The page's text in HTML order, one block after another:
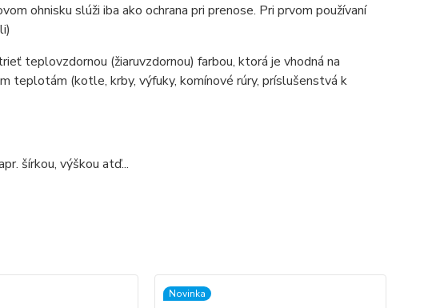
ohnisku slúži iba ako ochrana pri prenose. Pri prvom používaní
teplovzdornou (žiaruvzdornou) farbou, ktorá je vhodná na
teplotám (kotle, krby, výfuky, komínové rúry, príslušenstvá k
šírkou, výškou atď...
Novinka